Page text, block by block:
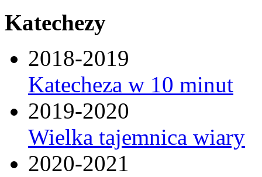
Katechezy
2018-2019
Katecheza w 10 minut
2019-2020
Wielka tajemnica wiary
2020-2021